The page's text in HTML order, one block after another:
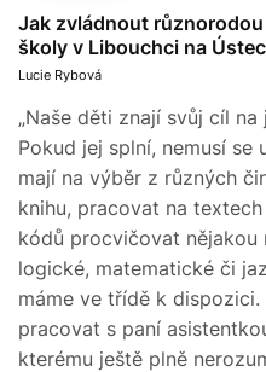
Jak zvládnout
školy v Libouchci na
Lucie Rybová
„Naše děti znají svůj cíl
Pokud jej splní, nemusí
mají na výběr z různých
knihu, pracovat na
kódů procvičovat nějakou
logické, matematické či
máme ve třídě k
pracovat s paní
kterému ještě plně